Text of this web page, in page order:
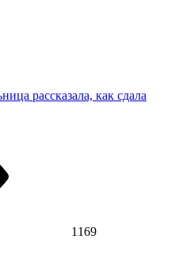
рассказала, как сдала
1169